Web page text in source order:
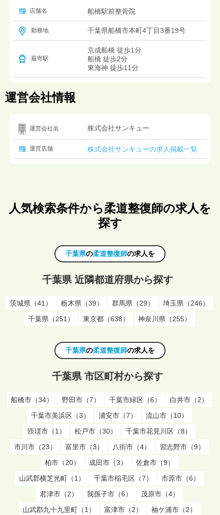
店舗名 船橋駅前整骨院
勤務地 千葉県船橋市本町4丁目3番19号
最寄駅
京成船橋 徒歩1分
船橋 徒歩2分
東海神 徒歩11分
運営会社情報
運営会社名 株式会社サンキュー
運営店舗 株式会社サンキューの求人掲載一覧
人気検索条件から柔道整復師の求人を
探す
千葉県の柔道整復師の求人を
千葉県 近隣都道府県から探す
茨城県（41） 栃木県（39） 群馬県（29）
埼玉県（246）
千葉県（251）
東京都（638） 神奈川県（255）
千葉県の柔道整復師の求人を
千葉県 市区町村から探す
船橋市（34） 野田市（7） 千葉市緑区（6）
白井市（2）
千葉市美浜区（3）
浦安市（7）
流山市（10）
匝瑳市（1）
松戸市（30）
千葉市花見川区（8）
市川市（23）
富里市（3） 八街市（4）
習志野市（9）
柏市（20）
成田市（3）
佐倉市（9）
山武郡横芝光町（1）
千葉市稲毛区（7）
市原市（6）
君津市（2）
我孫子市（6）
茂原市（4）
山武郡九十九里町（1）
富津市（2）
袖ケ浦市（2）